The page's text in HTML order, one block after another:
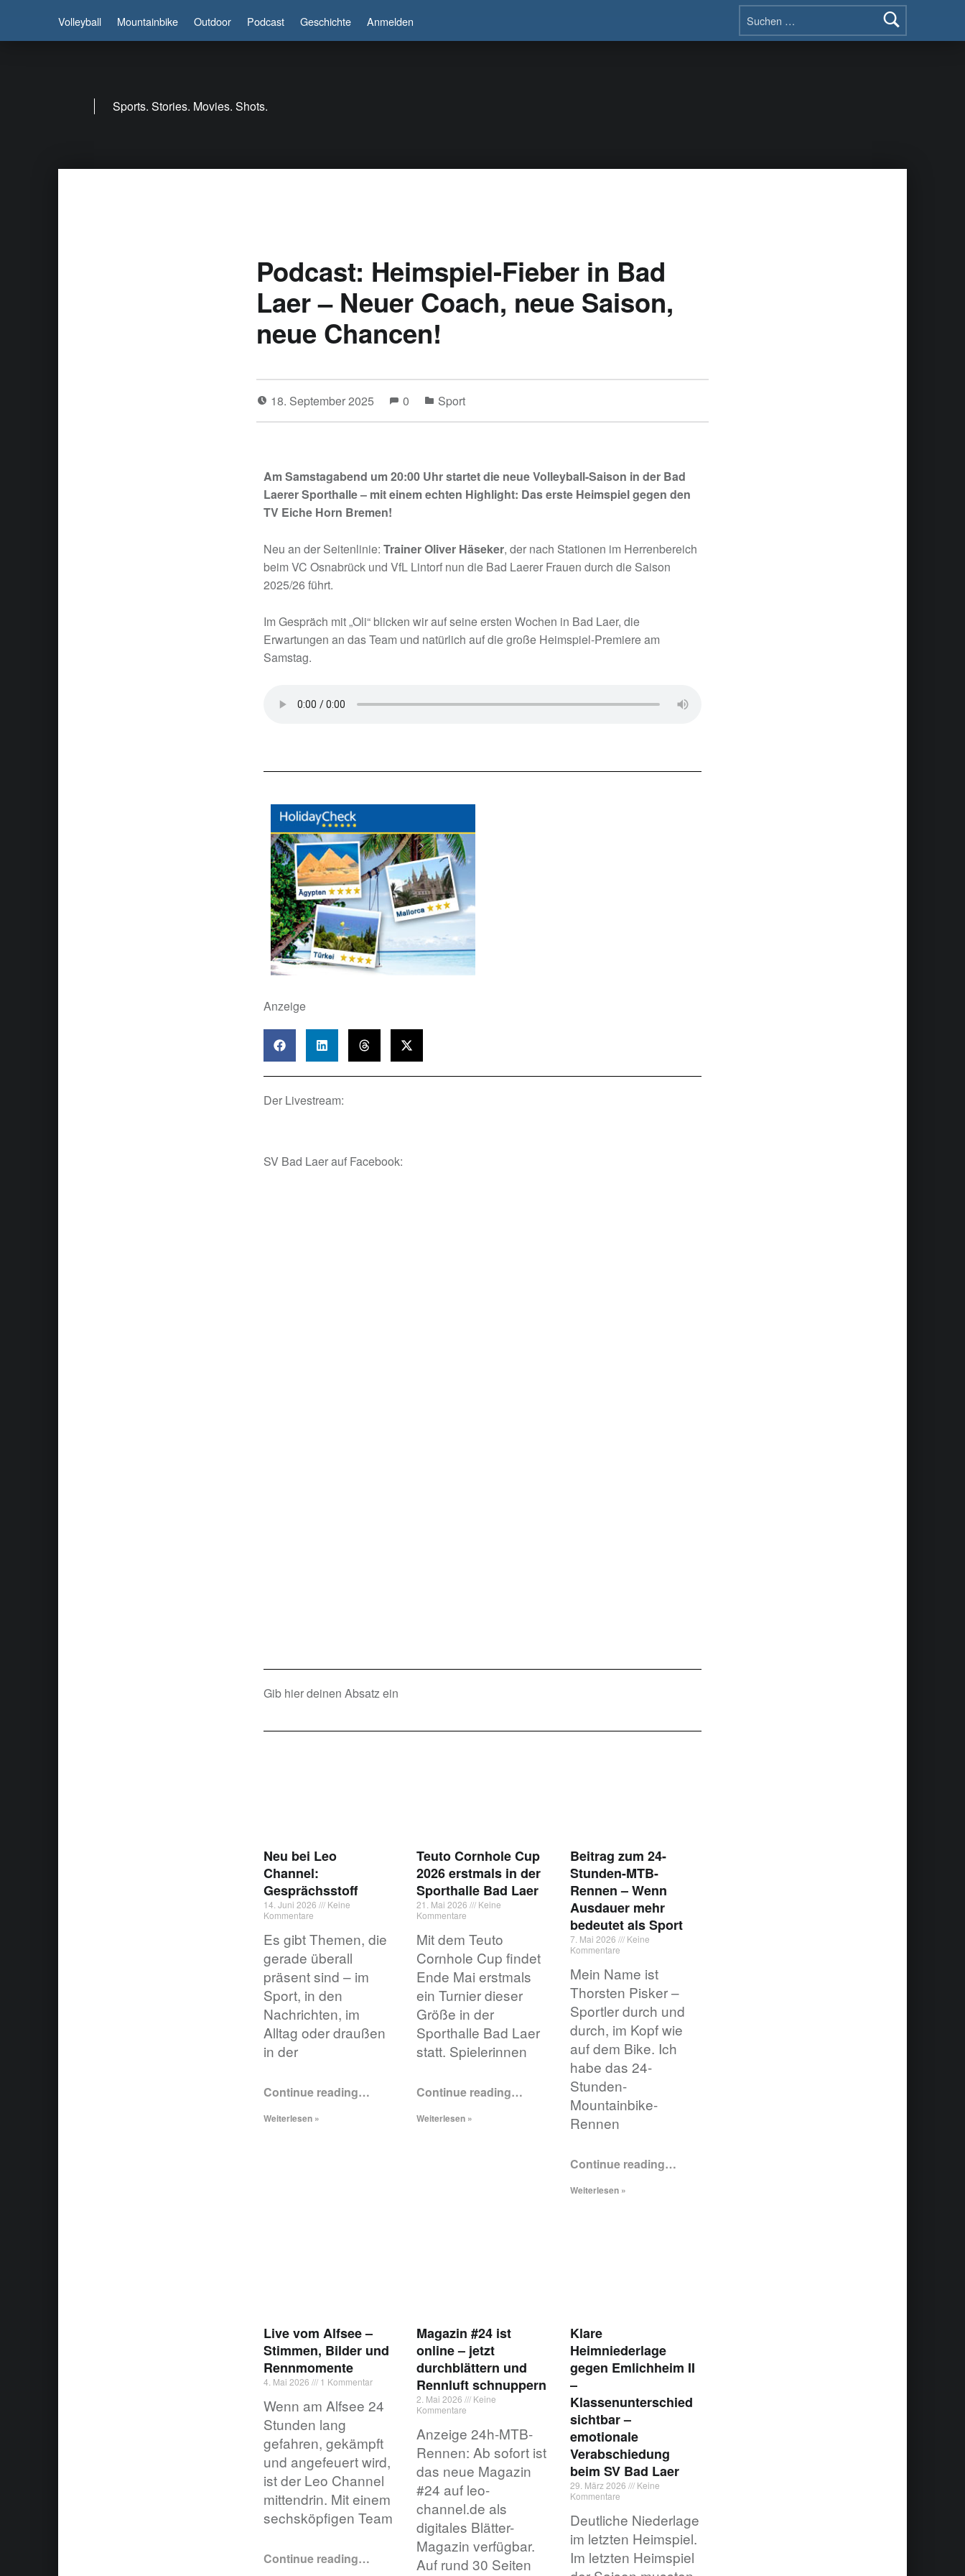
Volleyball Mountainbike Outdoor Podcast Geschichte Anmelden
Sports. Stories. Movies. Shots.
Podcast: Heimspiel-Fieber in Bad
Laer – Neuer Coach, neue Saison,
neue Chancen!
18. September 2025 0 Sport
Am Samstagabend um 20:00 Uhr startet die neue Volleyball-Saison in der Bad
Laerer Sporthalle – mit einem echten Highlight: Das erste Heimspiel gegen den
TV Eiche Horn Bremen!
Neu an der Seitenlinie: Trainer Oliver Häseker, der nach Stationen im Herrenbereich
beim VC Osnabrück und VfL Lintorf nun die Bad Laerer Frauen durch die Saison
2025/26 führt.
Im Gespräch mit „Oli“ blicken wir auf seine ersten Wochen in Bad Laer, die
Erwartungen an das Team und natürlich auf die große Heimspiel-Premiere am
Samstag.
Anzeige
Der Livestream:
SV Bad Laer auf Facebook:
Gib hier deinen Absatz ein
Neu bei Leo
Channel:
Gesprächsstoff
14. Juni 2026
Keine
Kommentare
Es gibt Themen, die
gerade überall
präsent sind – im
Sport, in den
Nachrichten, im
Alltag oder draußen
in der
Continue reading…
Weiterlesen »
Teuto Cornhole Cup
2026 erstmals in der
Sporthalle Bad Laer
21. Mai 2026
Keine
Kommentare
Mit dem Teuto
Cornhole Cup findet
Ende Mai erstmals
ein Turnier dieser
Größe in der
Sporthalle Bad Laer
statt. Spielerinnen
Continue reading…
Weiterlesen »
Beitrag zum 24-
Stunden-MTB-
Rennen – Wenn
Ausdauer mehr
bedeutet als Sport
7. Mai 2026
Keine
Kommentare
Mein Name ist
Thorsten Pisker –
Sportler durch und
durch, im Kopf wie
auf dem Bike. Ich
habe das 24-
Stunden-
Mountainbike-
Rennen
Continue reading…
Weiterlesen »
Live vom Alfsee –
Stimmen, Bilder und
Rennmomente
4. Mai 2026 1 Kommentar
Wenn am Alfsee 24
Stunden lang
gefahren, gekämpft
und angefeuert wird,
ist der Leo Channel
mittendrin. Mit einem
sechsköpfigen Team
Continue reading…
Magazin #24 ist
online – jetzt
durchblättern und
Rennluft schnuppern
2. Mai 2026
Keine
Kommentare
Anzeige 24h-MTB-
Rennen: Ab sofort ist
das neue Magazin
#24 auf leo-
channel.de als
digitales Blätter-
Magazin verfügbar.
Auf rund 30 Seiten
Klare
Heimniederlage
gegen Emlichheim II
–
Klassenunterschied
sichtbar –
emotionale
Verabschiedung
beim SV Bad Laer
29. März 2026
Keine
Kommentare
Deutliche Niederlage
im letzten Heimspiel.
Im letzten Heimspiel